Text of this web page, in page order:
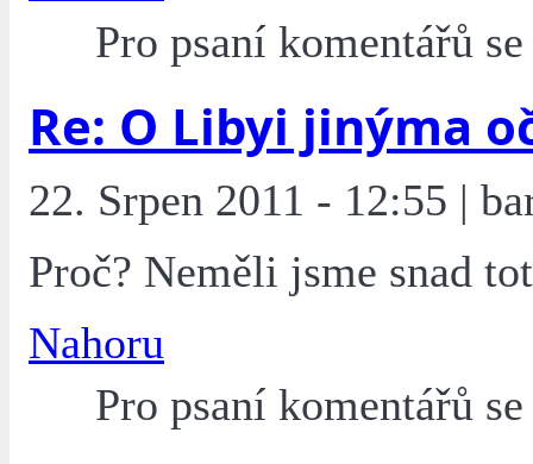
Pro psaní komentářů
Re: O Libyi jinýma
22. Srpen 2011 - 12:55 |
Proč? Neměli jsme snad
Nahoru
Pro psaní komentářů